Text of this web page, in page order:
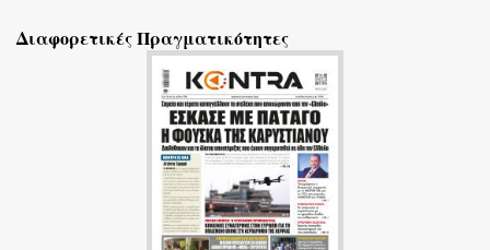
λ
Διαφορετικές Πραγματικότητες